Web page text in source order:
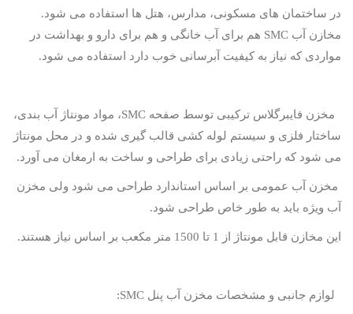
در ساختمان های مسکونی، مدارس، هتل ها استفاده می شود.
مخازن آب SMC هم برای آب خانگی و هم برای دارو و بهداشت در
مواردی که نیاز به کیفیت آبرسانی خوب دارد استفاده می شود.
مخزن فایبرگلاس ترکیبی توسط صفحه SMC، مواد مونتاژ آب بندی،
ساختار فلزی و سیستم لوله کشی قالب گیری شده و در محل مونتاژ
می شود که راحتی زیادی برای طراحی و ساخت به ارمغان می آورد.
مخزن آب عمومی بر اساس استاندارد طراحی می شود ولی مخزن
آب ویژه باید به طور خاص طراحی شود.
این مخازن قابل مونتاژ از 1 تا 1500 متر مکعب بر اساس نیاز هستند.
لوازم جانبی و مشخصات مخزن آب پنل SMC
: